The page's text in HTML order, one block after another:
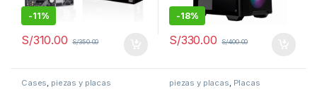
-11%
S/310.00 S/350.00
-18%
S/330.00 S/400.00
Cases piezas y placas piezas y placas Placas